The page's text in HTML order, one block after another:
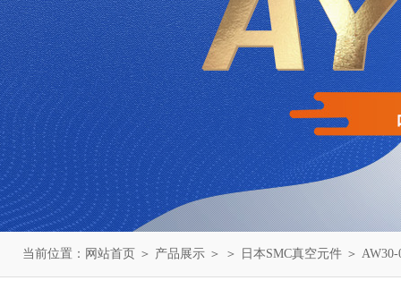
当前位置： 网站首页 ＞ 产品展示 ＞ ＞ 日本SMC真空元件 ＞